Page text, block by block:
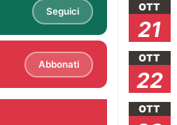
Seguici
Abbonati
OTT
21
OTT
22
OTT